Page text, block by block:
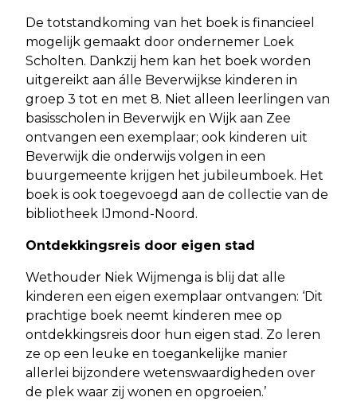
De totstandkoming van het boek is financieel
mogelijk gemaakt door ondernemer Loek
Scholten. Dankzij hem kan het boek worden
uitgereikt aan álle Beverwijkse kinderen in
groep 3 tot en met 8. Niet alleen leerlingen van
basisscholen in Beverwijk en Wijk aan Zee
ontvangen een exemplaar; ook kinderen uit
Beverwijk die onderwijs volgen in een
buurgemeente krijgen het jubileumboek. Het
boek is ook toegevoegd aan de collectie van de
bibliotheek IJmond-Noord.
Ontdekkingsreis door eigen stad
Wethouder Niek Wijmenga is blij dat alle
kinderen een eigen exemplaar ontvangen: ‘Dit
prachtige boek neemt kinderen mee op
ontdekkingsreis door hun eigen stad. Zo leren
ze op een leuke en toegankelijke manier
allerlei bijzondere wetenswaardigheden over
de plek waar zij wonen en opgroeien.’